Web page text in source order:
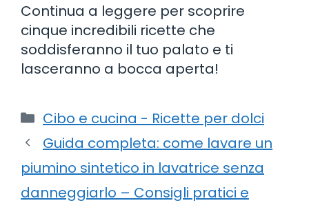
Continua a leggere per scoprire
cinque incredibili ricette che
soddisferanno il tuo palato e ti
lasceranno a bocca aperta!
Categorie
Cibo e cucina - Ricette per dolci
Guida completa: come lavare un
piumino sintetico in lavatrice senza
danneggiarlo – Consigli pratici e